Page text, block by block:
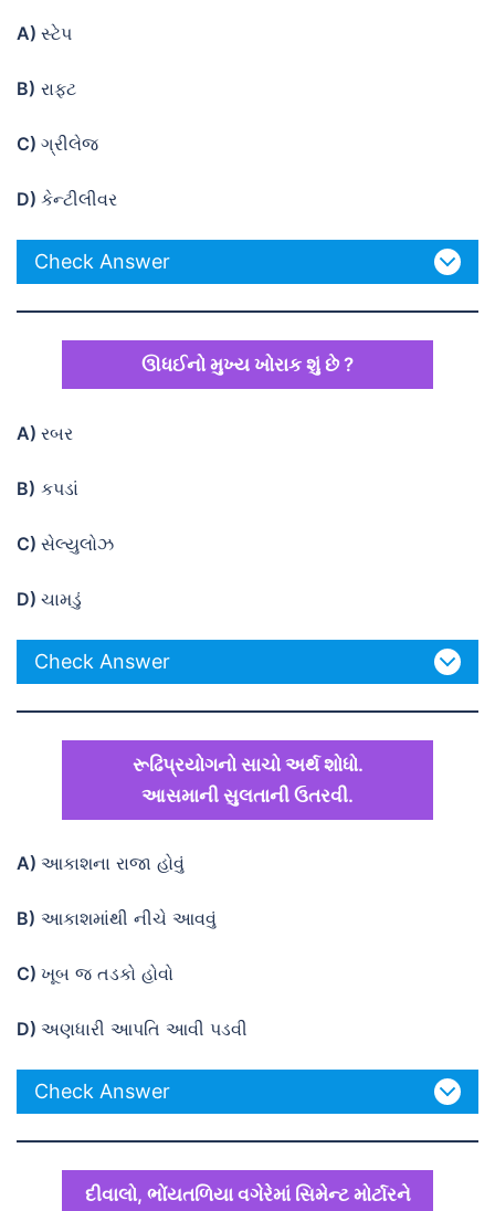
A) સ્ટેપ
B) રાફટ
C) ગ્રીલેજ
D) કેન્ટીલીવર
Check Answer
ઊધઈનો મુખ્ય ખોરાક શું છે ?
A) રબર
B) કપડાં
C) સેલ્યુલોઝ
D) ચામડું
Check Answer
રૂઢિપ્રયોગનો સાચો અર્થ શોધો.
આસમાની સુલતાની ઉતરવી.
A) આકાશના રાજા હોવું
B) આકાશમાંથી નીચે આવવું
C) ખૂબ જ તડકો હોવો
D) અણધારી આપતિ આવી પડવી
Check Answer
દીવાલો, ભોંયતળિયા વગેરેમાં સિમેન્ટ મોર્ટારને